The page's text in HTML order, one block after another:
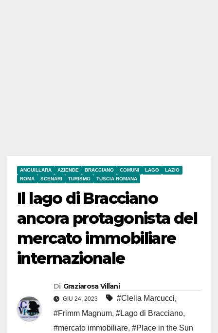
ANGUILLARA AZIENDE BRACCIANO COMUNI LAGO
LAZIO
ROMA
SCENARI TURISMO TUSCIA ROMANA
Il lago di Bracciano
ancora protagonista del
mercato immobiliare
internazionale
Di Graziarosa Villani
GIU 24, 2023 #Clelia Marcucci,
#Frimm Magnum, #Lago di Bracciano,
#mercato immobiliare, #Place in the Sun